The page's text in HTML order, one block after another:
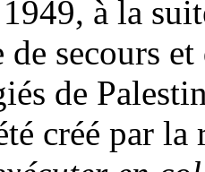
à la
secours
de
créé par